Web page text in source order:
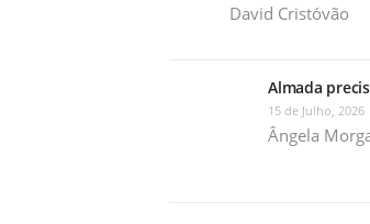
David Cristóvão
Almada
15 de Julho, 2026
Ângela